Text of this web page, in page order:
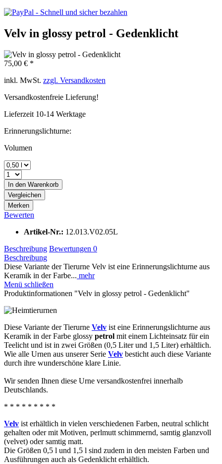
Velv in glossy petrol - Gedenklicht
75,00 € *
inkl. MwSt. zzgl. Versandkosten
Versandkostenfreie Lieferung!
Lieferzeit 10-14 Werktage
Erinnerungslichturne:
Volumen
In den Warenkorb
Vergleichen
Merken
Bewerten
Artikel-Nr.: 12.013.V02.05L
Beschreibung Bewertungen 0
Beschreibung
Diese Variante der Tierurne Velv ist eine Erinnerungslichturne aus
Keramik in der Farbe... mehr
Menü schließen
Produktinformationen "Velv in glossy petrol - Gedenklicht"
Diese Variante der Tierurne Velv ist eine Erinnerungslichturne aus
Keramik in der Farbe glossy petrol mit einem Lichteinsatz für ein
Teelicht und ist in zwei Größen (0,5 Liter und 1,5 Liter) erhältlich.
Wie alle Urnen aus unserer Serie Velv besticht auch diese Variante
durch ihre wunderschöne klare Linie.
Wir senden Ihnen diese Urne versandkostenfrei innerhalb
Deutschlands.
* * * * * * * * *
Velv ist erhältlich in vielen verschiedenen Farben, neutral schlicht
gehalten oder mit Motiven, perlmutt schimmernd, samtig glanzvoll
(velvet) oder samtig matt.
Die Größen 0,5 l und 1,5 l sind zudem in den meisten Farben und
Ausführungen auch als Gedenklicht erhältlich.